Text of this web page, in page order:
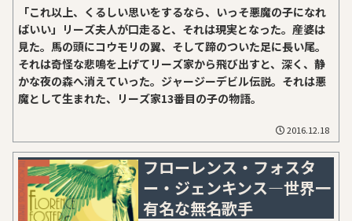
「これ以上、くるしい思いをするなら、いっそ悪魔の子になれ
ばいい」リーズ夫人が口走ると、それは現実となった。産婆は
見た。馬の頭にコウモリの翼、そして蹄のついた足に長い尾。
それは奇怪な悲鳴を上げてリーズ家から飛び出すと、深く、静
かな夜の森へ消えていった。ジャージーデビル伝説。それは悪
魔として生まれた、リーズ家13番目の子の物語。
2016.12.18
フローレンス・フォスタ
ー・ジェンキンス―世界一
有名な無名歌手